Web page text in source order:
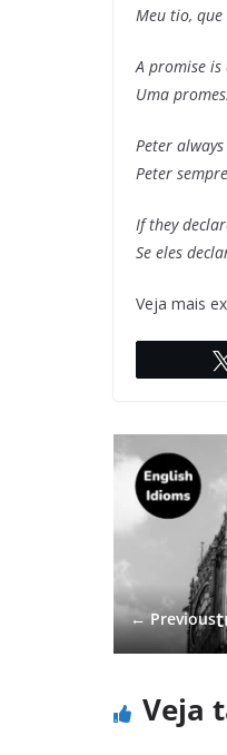
Meu tio,
A promise
Uma
Peter
Peter
If they
Se eles
Veja mais
← Previous
Veja